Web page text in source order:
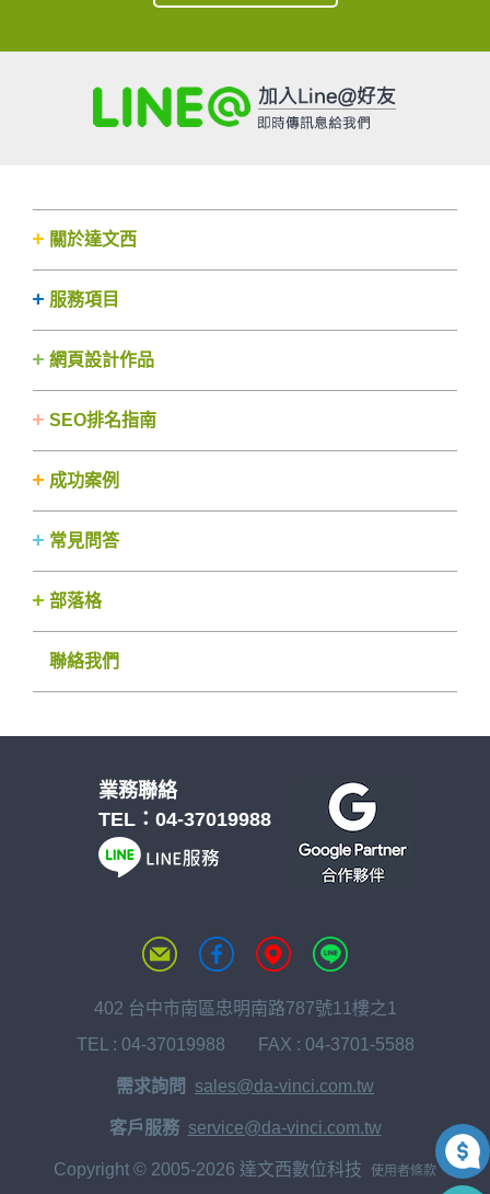
關於達文西
服務項目
網頁設計作品
SEO排名指南
成功案例
常見問答
部落格
聯絡我們
業務聯絡
TEL： 04-37019988
402 台中市南區忠明南路787號11樓之1
TEL : 04-37019988 FAX : 04-3701-5588
需求詢問 sales@da-vinci.com.tw
客戶服務 service@da-vinci.com.tw
Copyright © 2005-2026 達文西數位科技 使用者條款